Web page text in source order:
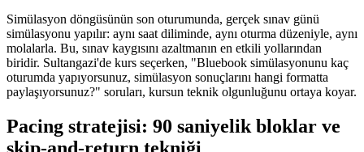
Simülasyon döngüsünün son oturumunda, gerçek sınav günü
simülasyonu yapılır: aynı saat diliminde, aynı oturma düzeniyle, aynı
molalarla. Bu, sınav kaygısını azaltmanın en etkili yollarından
biridir. Sultangazi'de kurs seçerken, "Bluebook simülasyonunu kaç
oturumda yapıyorsunuz, simülasyon sonuçlarını hangi formatta
paylaşıyorsunuz?" soruları, kursun teknik olgunluğunu ortaya koyar.
Pacing stratejisi: 90 saniyelik bloklar ve